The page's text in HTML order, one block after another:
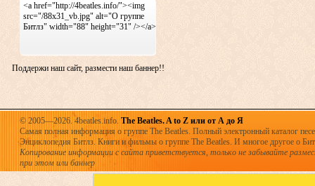
<a href="http://4beatles.info/"><img
src="/88x31_vb.jpg" alt="О группе
Битлз" width="88" height="31" /></a>
Поддержи наш сайт, размести наш баннер!!
© 2005—2026. 4beatles.info. The Beatles. A to Z или от А до Я
Самая полная информация о группе The Beatles. Полный электронный каталог
Энциклопедия Битлз. Книги и фильмы о группе The Beatles. И многое другое о
Копирование информации с сайта приветствуется, только не забывайте
при этом или баннер